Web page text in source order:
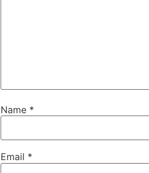
Name *
Email *